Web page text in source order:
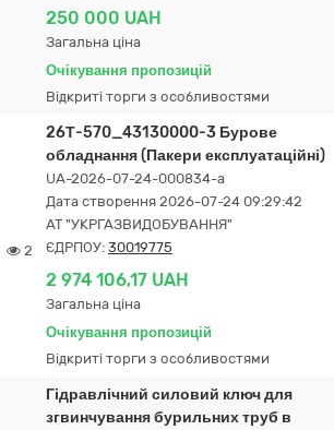
250 000 UAH
Загальна ціна
Очікування пропозицій
Відкриті торги з особливостями
2
26Т-570_43130000-3 Бурове
обладнання (Пакери експлуатаційні)
UA-2026-07-24-000834-a
Дата створення 2026-07-24 09:29:42
АТ "УКРГАЗВИДОБУВАННЯ"
ЄДРПОУ: 30019775
2 974 106,17 UAH
Загальна ціна
Очікування пропозицій
Відкриті торги з особливостями
Гідравлічний силовий ключ для
згвинчування бурильних труб в